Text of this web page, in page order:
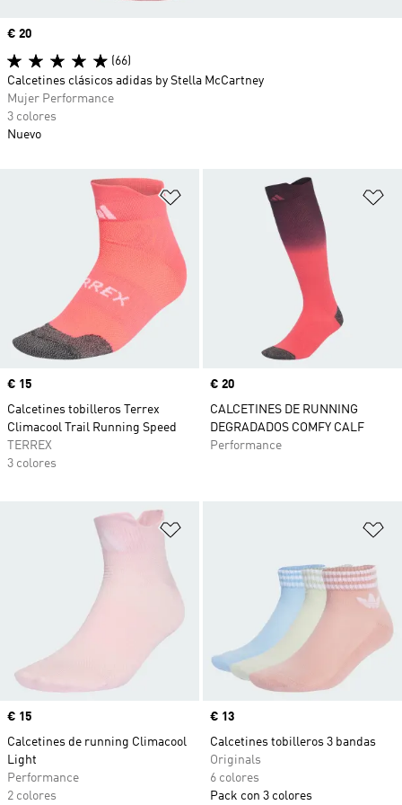
Añadir a la lista de deseos
Precio
€ 15
Calcetines tobilleros Terrex
Climacool Trail Running Speed
TERREX
3 colores
Precio
€ 20
CALCETINES DE RUNNING
DEGRADADOS COMFY CALF
Performance
Precio
€ 15
Calcetines de running Climacool
Light
Performance
2 colores
Precio
€ 13
Calcetines tobilleros 3 bandas
Originals
6 colores
Pack con 3 colores
Precio
€ 20
(66)
Calcetines clásicos adidas by Stella McCartney
Mujer Performance
3 colores
Nuevo